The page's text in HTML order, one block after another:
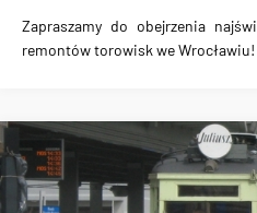
Zapraszamy do obejrzenia
remontów torowisk we Wrocławiu!